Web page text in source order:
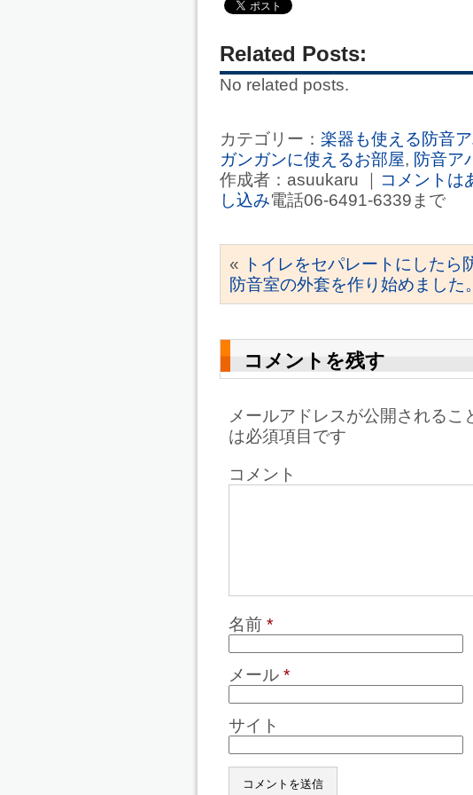
Related Posts:
No related posts.
カテゴリー： 楽器も使える防音
ガンガンに使えるお部屋, 防音ア
作成者：asuukaru ｜
コメントは
し込み電話06-6491-6339まで
«
トイレをセパレートにしたら
防音室の外套を作り始めました。
コメントを残す
メールアドレスが公開されるこ
は必須項目です
コメント
名前 *
メール *
サイト